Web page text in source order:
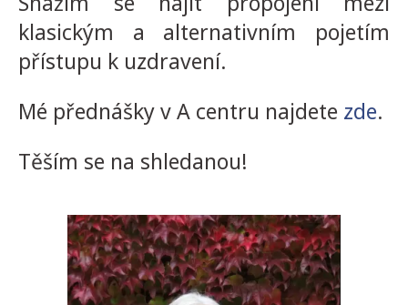
klasickým a alternativním pojetím
přístupu k uzdravení.
Mé přednášky v A centru najdete zde.
Těším se na shledanou!